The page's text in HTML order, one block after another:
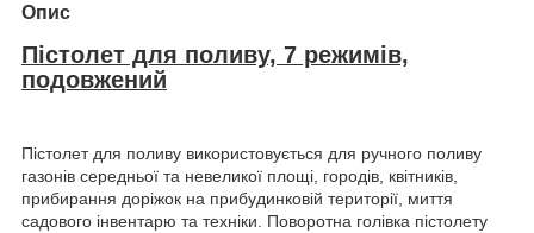
Опис
Пістолет для поливу, 7 режимів,
подовжений
Пістолет для поливу використовується для ручного поливу
газонів середньої та невеликої площі, городів, квітників,
прибирання доріжок на прибудинковій території, миття
садового інвентарю та техніки. Поворотна голівка пістолету